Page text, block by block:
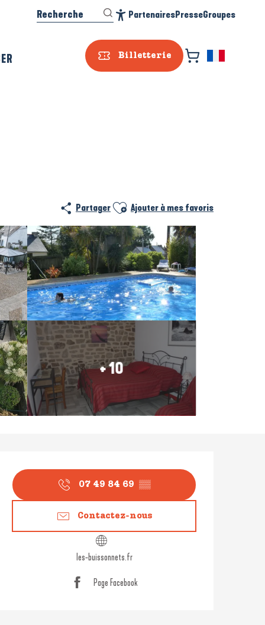
Billetterie
Recherche PartenairesPresseGroupes
Partager Ajouter aux favoris
Ajouter à mes favoris
+ 10
Ouverture et
07 49 84 69 ▒▒
Contactez-nous
les-buissonnets.fr
Page Facebook